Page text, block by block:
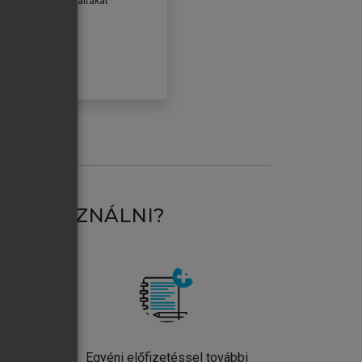
HASZNÁLNI?
Egyéni előfizetéssel további